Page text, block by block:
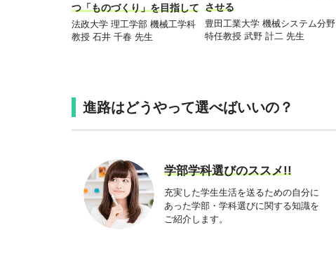
つ「ものづくり」を目指して
法政大学 理工学部 機械工学科
教授 石井 千春 先生
させる
豊田工業大学 機械システム分野
特任教授 武野 計二 先生
進路はどうやって選べばいいの？
学部学科選びのススメ!!
充実した学生生活を送るための自分に
あった学部・学科選びに関する知識を
ご紹介します。